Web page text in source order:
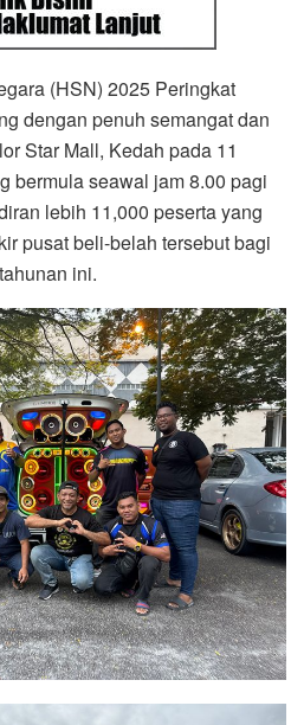
(HSN) 2025 Peringkat
dengan penuh semangat dan
Star Mall, Kedah pada 11
bermula seawal jam 8.00 pagi
lebih 11,000 peserta yang
pusat beli-belah tersebut bagi
ini.